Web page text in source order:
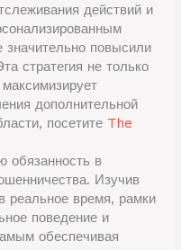
действий и
значительно повысили
стратегия не только
дополнительной
посетите The
обязанность в
Изучив
время, рамки
поведение и
обеспечивая